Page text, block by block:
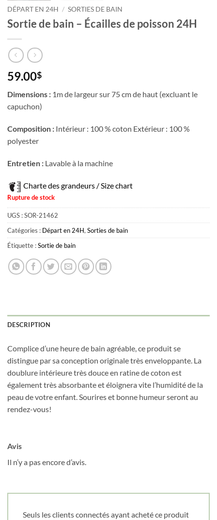
DÉPART EN 24H / SORTIES DE BAIN
Sortie de bain – Écailles de poisson 24H
59.00$
Dimensions : 1m de largeur sur 75 cm de haut (excluant le
capuchon)
Composition : Intérieur : 100 % coton Extérieur : 100 %
polyester
Entretien : Lavable à la machine
Charte des grandeurs / Size chart
Rupture de stock
UGS :SOR-21462
Catégories : Départ en 24H, Sorties de bain
Étiquette :Sortie de bain
DESCRIPTION
Complice d’une heure de bain agréable, ce produit se
distingue par sa conception originale très enveloppante. La
doublure intérieure très douce en ratine de coton est
également très absorbante et éloignera vite l’humidité de la
peau de votre enfant. Sourires et bonne humeur seront au
rendez-vous!
Avis
Il n’y a pas encore d’avis.
Seuls les clients connectés ayant acheté ce produit